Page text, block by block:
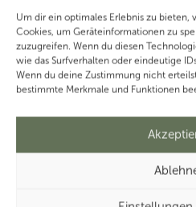
Um dir ein optimales Erlebnis zu
Cookies, um Geräteinformationen zu
zuzugreifen. Wenn du diesen
wie das Surfverhalten oder eindeutige
Wenn du deine Zustimmung nicht
bestimmte Merkmale und Funktionen